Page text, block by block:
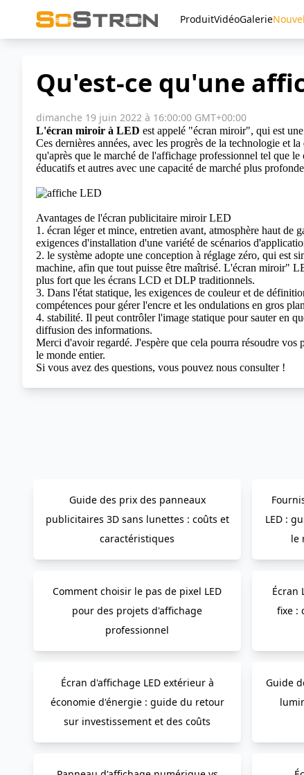
ProduitVidéoGalerie
Qu'est-ce qu'une
dimanche 19 juin 2022 à 16:00:00 GMT+00:00
L'écran miroir à LED est appelé "écran miroir", qui est
Ces dernières années, avec les progrès de la technologie et
qu'après que le marché de l'affichage professionnel tel que
éducatifs et autres avec une capacité de marché plus
Avantages de l'écran publicitaire miroir LED
1. écran léger et mince, entretien avant, atmosphère haut
exigences d'installation d'une variété de scénarios
2. le système adopte une conception à réglage zéro, qui est
machine, afin que tout puisse être maîtrisé. L'écran miroir"
plus fort que les écrans LCD et DLP traditionnels.
3. Dans l'état statique, les exigences de couleur et de
compétences pour gérer l'encre et les ondulations en gros
4. stabilité. Il peut contrôler l'image statique pour sauter en
diffusion des informations.
Merci d'avoir regardé. J'espère que cela pourra résoudre
le monde entier.
Si vous avez des questions, vous pouvez nous consulter !
Guide des prix des panneaux
publicitaires 3D sans lunettes : coûts et
caractéristiques
LED :
le
Comment choisir le pas de pixel LED
pour des projets d'affichage
professionnel
Écran
fixe :
Écran d'affichage LED extérieur à
économie d'énergie : guide du retour
sur investissement et des coûts
Guide